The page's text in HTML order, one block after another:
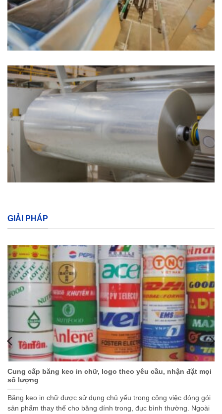
GIẢI PHÁP
Cung cấp băng keo in chữ, logo theo yêu cầu, nhận đặt mọi
số lượng
Băng keo in chữ được sử dụng chủ yếu trong công việc đóng gói
sản phẩm thay thế cho băng dính trong, đục bình thường. Ngoài